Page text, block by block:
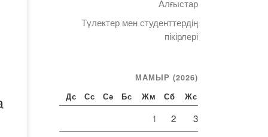
Алғыстар
Түлектер мен студенттердің
пікірлері
МАМЫР (2026)
Дс Сс Сә Бс Жм Сб Жс
1 2 3
Telegram